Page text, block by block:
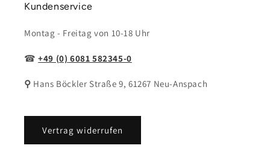
Kundenservice
Montag - Freitag von 10-18 Uhr
☎+49 (0) 6081 582345-0
⚲ Hans Böckler Straße 9, 61267 Neu-Anspach
Vertrag widerrufen